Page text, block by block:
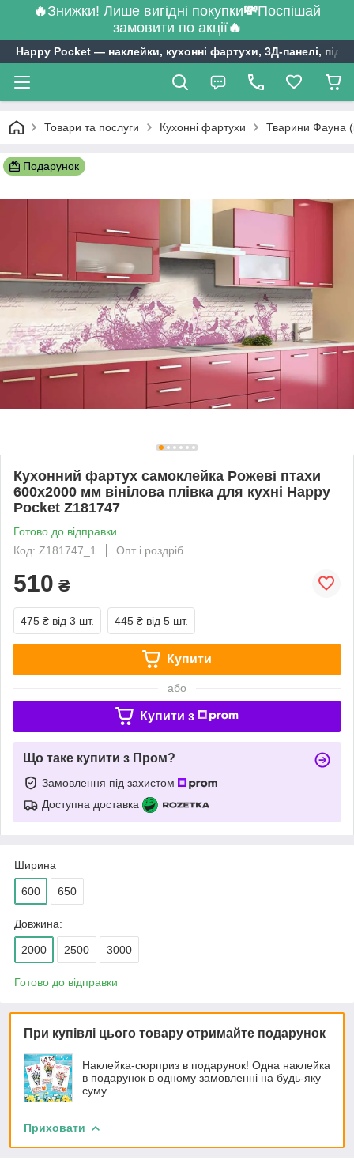
🔥Знижки! Лише вигідні покупки💸Поспішай
замовити по акції🔥
Happy Pocket ― наклейки, кухонні фартухи, 3Д-панелі,
Товари та послуги Кухонні фартухи Тварини Фауна
Подарунок
Кухонний фартух самоклейка Рожеві птахи
600х2000 мм вінілова плівка для кухні Happy
Pocket Z181747
Готово до відправки
Код: Z181747_1
Опт і роздріб
510 ₴
475 ₴ від 3 шт. 445 ₴ від 5 шт.
Купити
або
Купити з
Що таке купити з Пром?
Замовлення під захистом
Доступна доставка
Ширина
600 650
Довжина:
2000 2500 3000
Готово до відправки
При купівлі цього товару отримайте подарунок
Наклейка-сюрприз в подарунок! Одна наклейка
в подарунок в одному замовленні на будь-яку
суму
Приховати